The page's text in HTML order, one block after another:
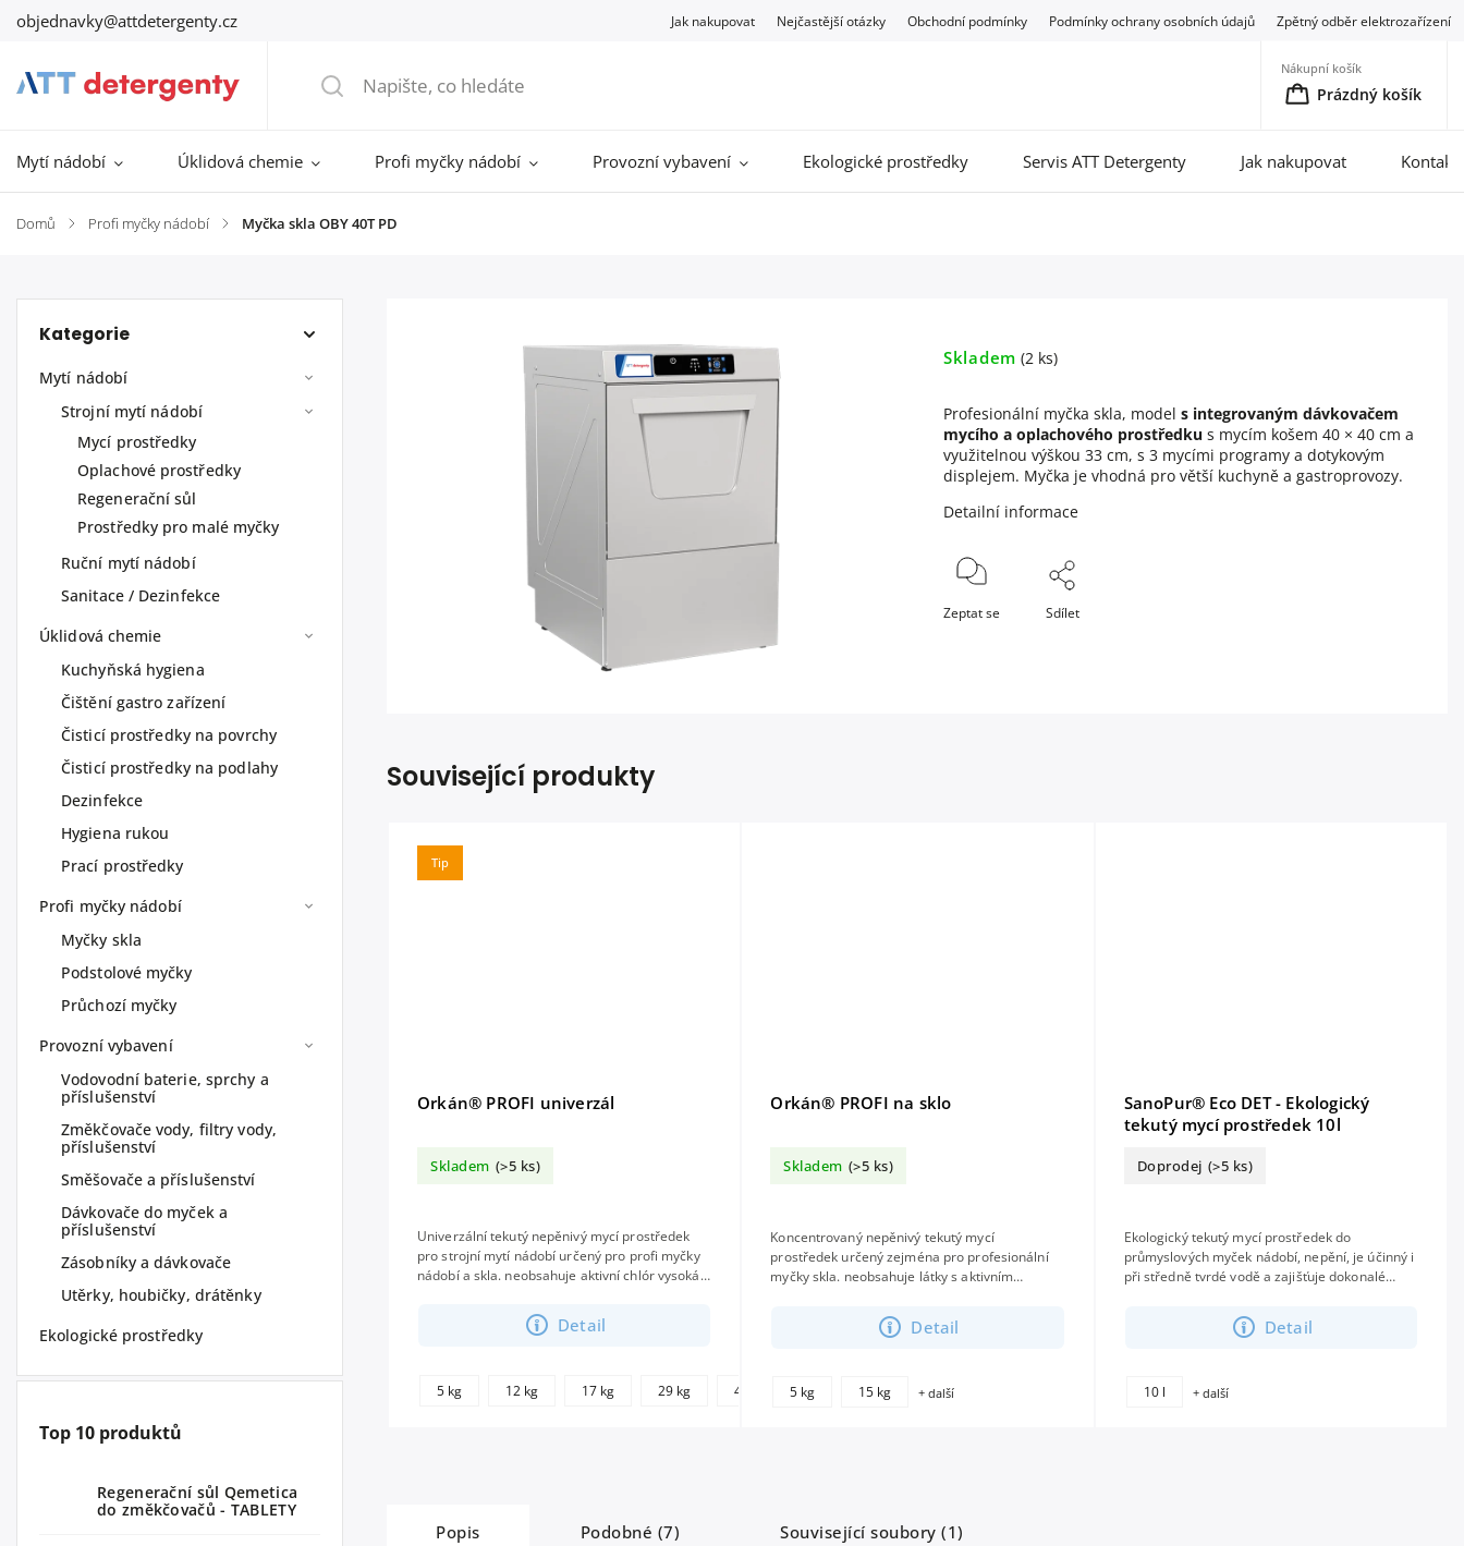
objednavky@attdetergenty.cz Jak nakupovat Nejčastější otázky Obchodní podmínky Podmínky ochrany osobních údajů Zpětný odběr elektrozařízení
Nákupní košík
Prázdný košík
Mytí nádobí Úklidová chemie Profi myčky nádobí Provozní vybavení Ekologické prostředky Servis ATT Detergenty Jak nakupovat
Domů / Profi myčky nádobí / Myčka skla OBY 40T PD
Kategorie
Mytí nádobí
Strojní mytí nádobí
Mycí prostředky
Oplachové prostředky
Regenerační sůl
Prostředky pro malé myčky
Ruční mytí nádobí
Sanitace / Dezinfekce
Úklidová chemie
Kuchyňská hygiena
Čištění gastro zařízení
Čisticí prostředky na povrchy
Čisticí prostředky na podlahy
Dezinfekce
Hygiena rukou
Prací prostředky
Profi myčky nádobí
Myčky skla
Podstolové myčky
Průchozí myčky
Provozní vybavení
Vodovodní baterie, sprchy a
příslušenství
Změkčovače vody, filtry vody,
příslušenství
Směšovače a příslušenství
Dávkovače do myček a
příslušenství
Zásobníky a dávkovače
Utěrky, houbičky, drátěnky
Ekologické prostředky
Top 10 produktů
Regenerační sůl Qemetica
do změkčovačů - TABLETY
Skladem (2 ks)
Profesionální myčka skla, model s integrovaným dávkovačem
mycího a oplachového prostředku s mycím košem 40 × 40 cm a
využitelnou výškou 33 cm, s 3 mycími programy a dotykovým
displejem. Myčka je vhodná pro větší kuchyně a gastroprovozy.
Detailní informace
Zeptat se Sdílet
Související produkty
Tip
Orkán® PROFI univerzál
Skladem (>5 ks)
Detail
Univerzální tekutý nepěnivý mycí prostředek
pro strojní mytí nádobí určený pro profi myčky
nádobí a skla. neobsahuje aktivní chlór vysoká
5 kg 12 kg 17 kg 29 kg 46 kg 240 kg
další
Orkán® PROFI na sklo
Skladem (>5 ks)
Detail
Koncentrovaný nepěnivý tekutý mycí
prostředek určený zejména pro profesionální
myčky skla. neobsahuje látky s aktivním
5 kg 15 kg + další
SanoPur® Eco DET - Ekologický
tekutý mycí prostředek 10l
Doprodej (>5 ks)
Detail
Ekologický tekutý mycí prostředek do
průmyslových myček nádobí, nepění, je účinný i
při středně tvrdé vodě a zajišťuje dokonalé
10 l + další
Popis Podobné (7) Související soubory (1)